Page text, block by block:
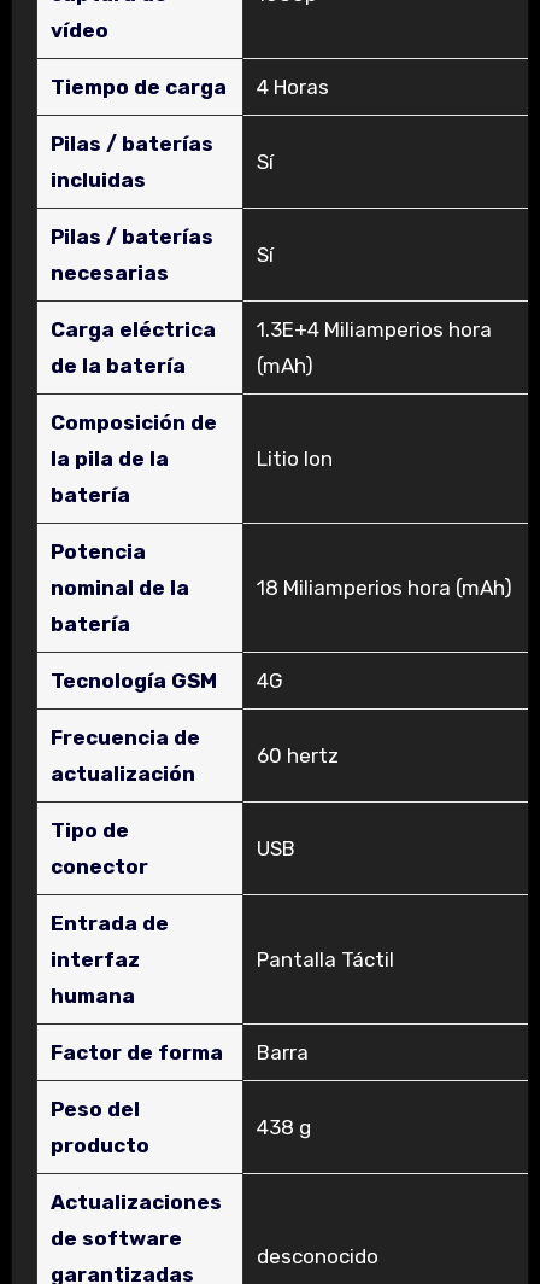
vídeo
Tiempo de carga ‎4 Horas
Pilas / baterías
incluidas
‎Sí
Pilas / baterías
necesarias
‎Sí
Carga eléctrica
de la batería
‎1.3E+4 Miliamperios hora
(mAh)
Composición de
la pila de la
batería
‎Litio Ion
Potencia
nominal de la
batería
‎18 Miliamperios hora (mAh)
Tecnología GSM ‎4G
Frecuencia de
actualización
‎60 hertz
Tipo de
conector
‎USB
Entrada de
interfaz
humana
‎Pantalla Táctil
Factor de forma ‎Barra
Peso del
producto
‎438 g
Actualizaciones
de software
garantizadas
‎desconocido